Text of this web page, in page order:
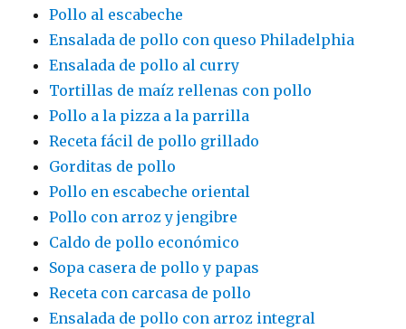
Pollo al escabeche
Ensalada de pollo con queso Philadelphia
Ensalada de pollo al curry
Tortillas de maíz rellenas con pollo
Pollo a la pizza a la parrilla
Receta fácil de pollo grillado
Gorditas de pollo
Pollo en escabeche oriental
Pollo con arroz y jengibre
Caldo de pollo económico
Sopa casera de pollo y papas
Receta con carcasa de pollo
Ensalada de pollo con arroz integral